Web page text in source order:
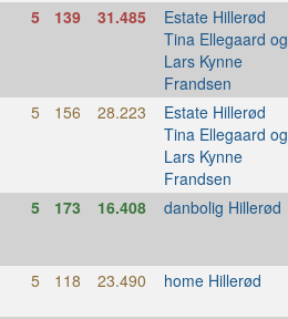
5 139 31.485 Estate Hillerød
Tina Ellegaard og
Lars Kynne
Frandsen
5 156 28.223 Estate Hillerød
Tina Ellegaard og
Lars Kynne
Frandsen
5 173 16.408 danbolig Hillerød
5 118 23.490 home Hillerød